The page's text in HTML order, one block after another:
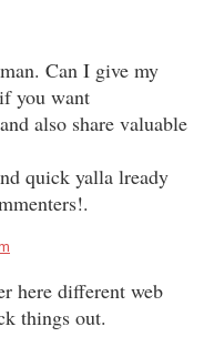
Can I give my
you want
also share valuable
quick yalla lready
here different web
things out.